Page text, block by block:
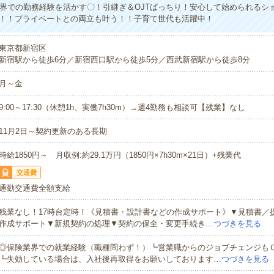
での勤務経験を活かす〇！引継ぎ＆OJTばっちり！安心して始められるシ
！プライベートとの両立も叶う！！子育て世代も活躍中！
京都新宿区
宿駅から徒歩6分／新宿西口駅から徒歩5分／西武新宿駅から徒歩8分
～金
～17:30（休憩1h、実働7h30m）→週4勤務も相談可【残業】なし
月2日～契約更新のある長期
給1850円～ 月収例:約29.1万円（1850円×7h30m×21日）+残業代
交通費
勤交通費全額支給
業なし！17時台定時！《見積書・設計書などの作成サポート》▼見積書／
成サポート▼新規契約の処理▼契約の保全・変更手続き…つづきを見る
保険業界での就業経験（職種問わず！）┗営業職からのジョブチェンジも
失効している場合は、入社後再取得をお願いしております…つづきを見る